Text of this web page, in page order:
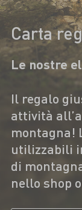
Carta
Le nostre
Il regalo
attività
montagna!
utilizzabili
di
nello shop